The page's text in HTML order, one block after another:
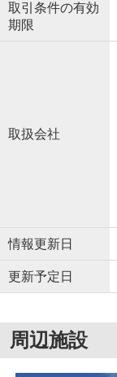
取引条件の有効
期限
取扱会社
情報更新日
更新予定日
周辺施設